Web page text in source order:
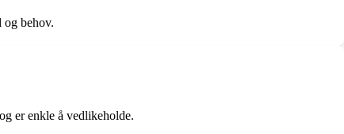
og behov.
er enkle å vedlikeholde.